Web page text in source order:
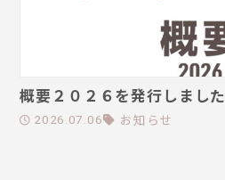
概要２０２６を発行しました
2026.07.06 お知らせ